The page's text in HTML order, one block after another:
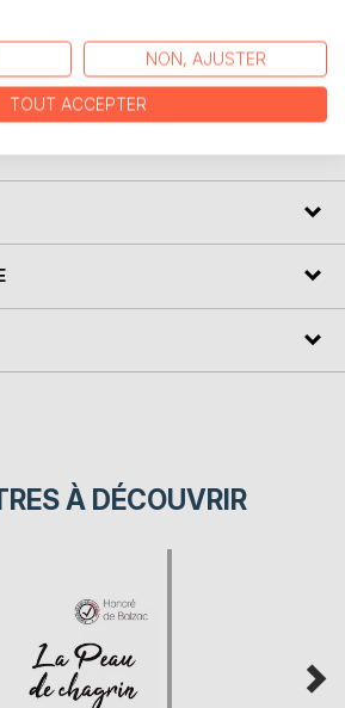
de Balzac, la présentation du
les raisons du succès, les
l’étude du mouvement littéraire de
À DÉCOUVRIR
NON, AJUSTER
TOUT ACCEPTER